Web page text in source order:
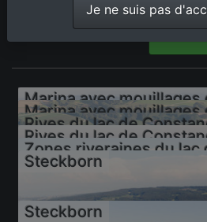
Rives du lac de
Rives du lac de
Zones riveraines du lac
Steckborn
Steckborn
Je ne suis pas